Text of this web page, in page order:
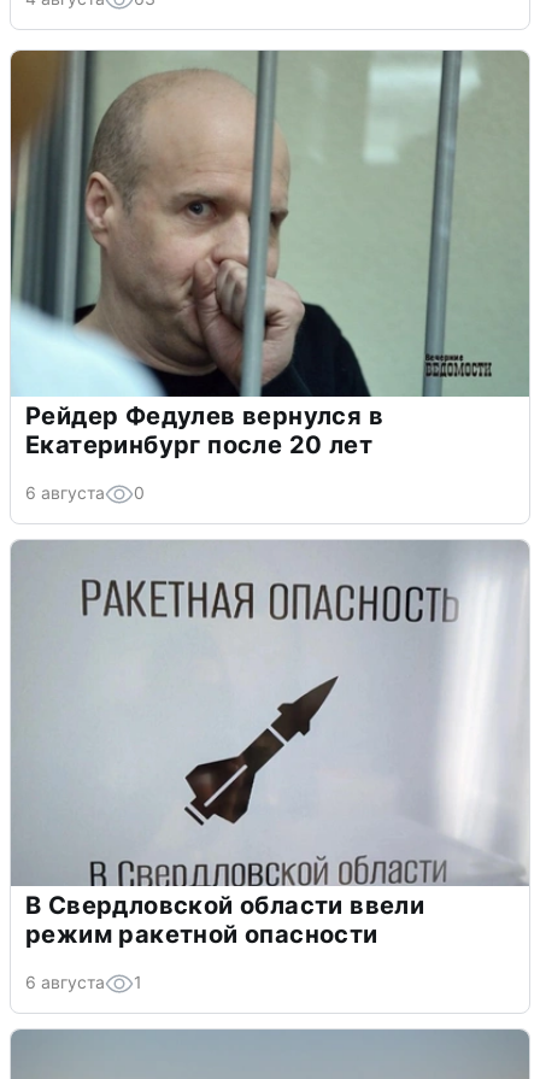
Рейдер Федулев вернулся в
Екатеринбург после 20 лет
6 августа 0
В Свердловской области ввели
режим ракетной опасности
6 августа 1